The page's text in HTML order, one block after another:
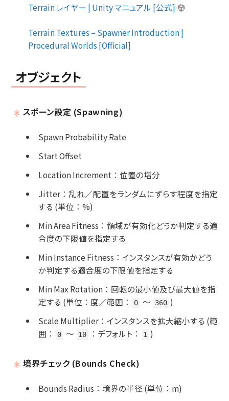
Terrain レイヤー | Unity マニュアル [公式]
Terrain Textures – Spawner Introduction |
Procedural Worlds [Official]
オブジェクト
スポーン設定 (Spawning)
Spawn Probability Rate
Start Offset
Location Increment ： 位置の増分
Jitter： 乱れ／配置をランダムにずらす程度を指定
する (単位 ： %)
Min Area Fitness ： 領域が有効化どうか判定する適
合度の下限値を指定する
Min Instance Fitness ： インスタンスが有効かどう
か判定する適合度の下限値を指定する
Min Max Rotation： 回転の最小値及び最大値を指
定する (単位 ： 度／範囲 ： 0 ～ 360 )
Scale Multiplier： インスタンスを拡大縮小する (範
囲 ： 0 ～ 10 ： デフォルト ： 1 )
境界チェック (Bounds Check)
Bounds Radius ： 境界の半径 (単位 ： m)